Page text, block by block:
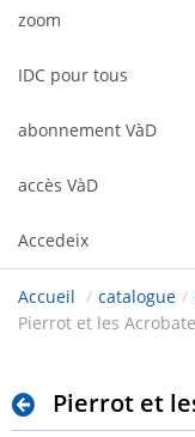
zoom
IDC pour tous
abonnement VàD
accès VàD
Accedeix
Accueil / catalogue /
Pierrot et les
Pierrot et